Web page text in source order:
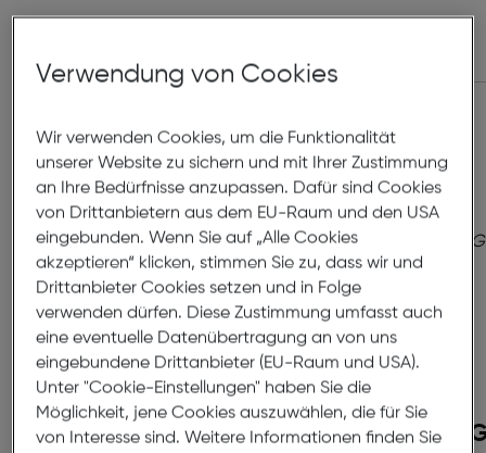
Zubehör
Garmin Quickfit Band
Verwendung von Cookies
Wir verwenden Cookies, um die Funktionalität
unserer Website zu sichern und mit Ihrer Zustimmung
an Ihre Bedürfnisse anzupassen. Dafür sind Cookies
von Drittanbietern aus dem EU-Raum und den USA
eingebunden. Wenn Sie auf „Alle Cookies
akzeptieren“ klicken, stimmen Sie zu, dass wir und
Drittanbieter Cookies setzen und in Folge
verwenden dürfen. Diese Zustimmung umfasst auch
eine eventuelle Datenübertragung an von uns
eingebundene Drittanbieter (EU-Raum und USA).
Unter "Cookie-Einstellungen" haben Sie die
Möglichkeit, jene Cookies auszuwählen, die für Sie
von Interesse sind. Weitere Informationen finden Sie